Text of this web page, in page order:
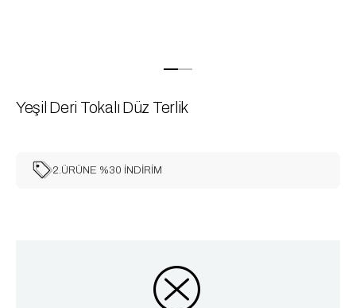
Yeşil Deri Tokalı Düz Terlik
2.ÜRÜNE %30 İNDİRİM